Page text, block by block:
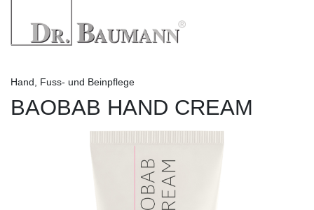
Hand, Fuss- und Beinpflege
BAOBAB HAND CREAM